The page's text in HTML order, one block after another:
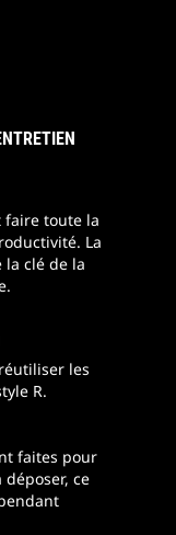
faire toute la
La
clé de la
les
R.
faites pour
ce